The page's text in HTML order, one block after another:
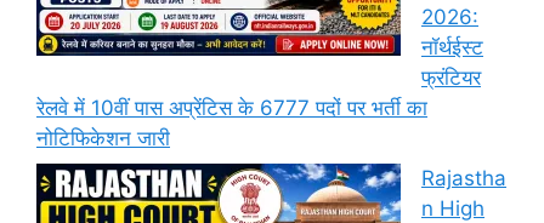
2026:
नॉर्थईस्ट
फ्रंटियर
रेलवे में 10वीं पास अप्रेंटिस के 6777 पदों पर भर्ती का
नोटिफिकेशन जारी
Rajastha
n High